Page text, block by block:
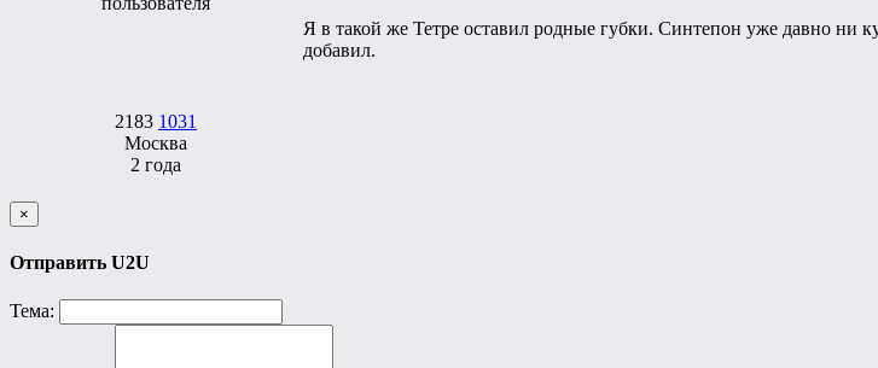
2183 1031
Москва
2 года
Я в такой же Тетре оставил родные губки. Синтепон уже давно ни
добавил.
×
Отправить U2U
Тема: